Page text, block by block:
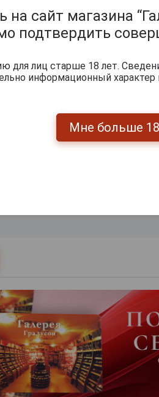
сайт магазина
подтвердить
для лиц старше 18 лет.
информационный
Мне больше